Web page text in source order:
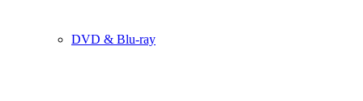
DVD & Blu-ray